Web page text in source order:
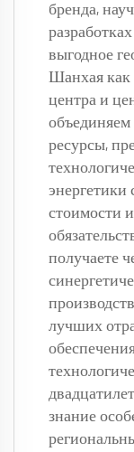
бренда,
выгодное
Шанхая как
центра и
ресурсы,
стоимости
получаете
лучших
знание